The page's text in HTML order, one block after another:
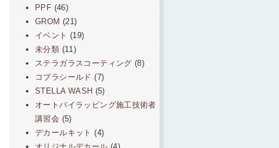
PPF (46)
GROM (21)
イベント (19)
未分類 (11)
ステラガラスコーティング (8)
コブラシールド (7)
STELLA WASH (5)
オートバイラッピング施工技術者
講習会 (5)
デカールキット (4)